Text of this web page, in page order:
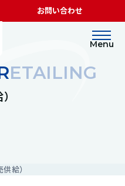
お問い合わせ
Menu
ETAILING
給）